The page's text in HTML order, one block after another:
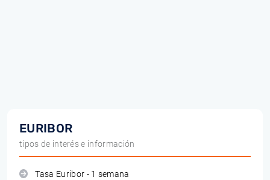
EURIBOR
tipos de interés e información
Tasa Euribor - 1 semana